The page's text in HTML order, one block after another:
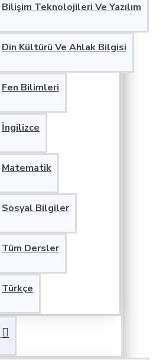
Bilişim Teknolojileri Ve Yazılım
Din Kültürü Ve Ahlak Bilgisi
Fen Bilimleri
İngilizce
Matematik
Sosyal Bilgiler
Tüm Dersler
Türkçe